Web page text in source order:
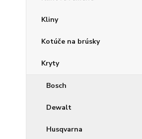
Kliny
Kotúče na brúsky
Kryty
Bosch
Dewalt
Husqvarna